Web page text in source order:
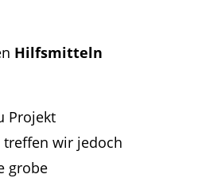
Hilfsmitteln
Projekt
wir jedoch
grobe